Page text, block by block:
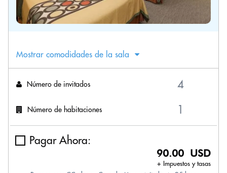
Mostrar comodidades de la sala
Número de invitados
Número de habitaciones
Pagar Ahora:
90.00 USD
+ Impuestos y tasas